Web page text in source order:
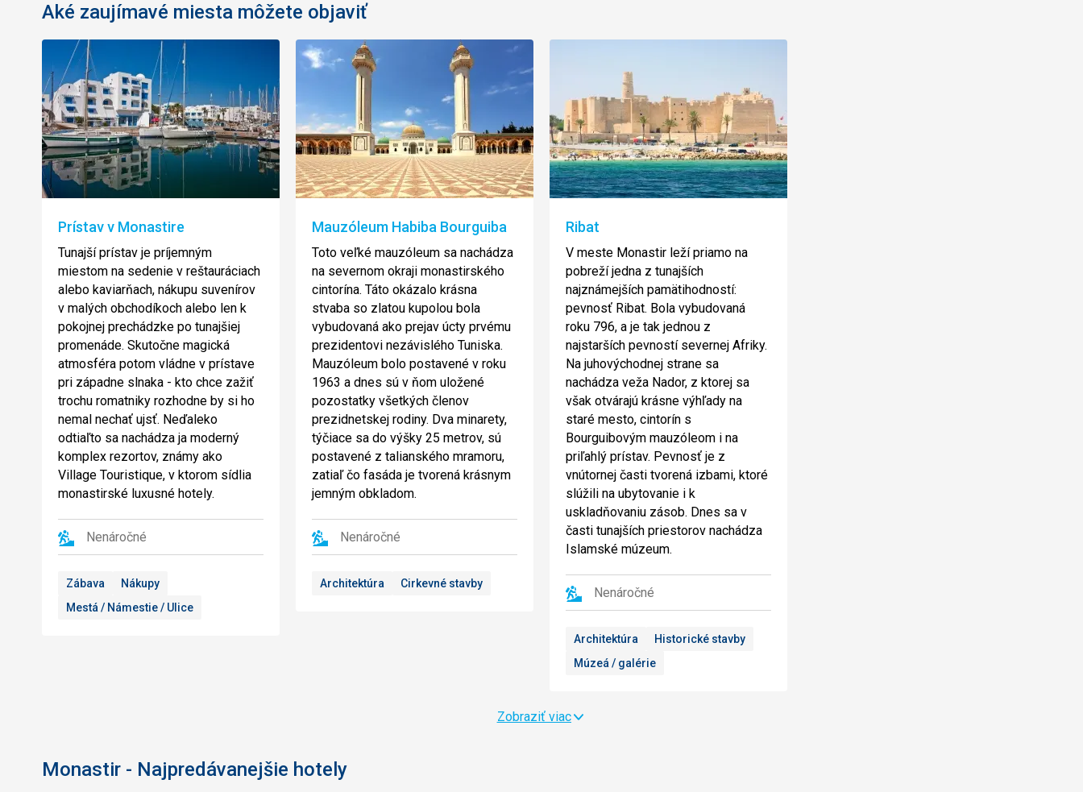
Aké zaujímavé miesta môžete objaviť
Prístav v Monastire
Tunajší prístav je príjemným
miestom na sedenie v reštauráciach
alebo kaviarňach, nákupu suvenírov
v malých obchodíkoch alebo len k
pokojnej prechádzke po tunajšiej
promenáde. Skutočne magická
atmosféra potom vládne v prístave
pri západne slnaka - kto chce zažiť
trochu romatniky rozhodne by si ho
nemal nechať ujsť. Neďaleko
odtiaľto sa nachádza ja moderný
komplex rezortov, známy ako
Village Touristique, v ktorom sídlia
monastirské luxusné hotely.
Nenáročné
Zábava
Nákupy
Mestá / Námestie / Ulice
Mauzóleum Habiba Bourguiba
Toto veľké mauzóleum sa nachádza
na severnom okraji monastirského
cintorína. Táto okázalo krásna
stvaba so zlatou kupolou bola
vybudovaná ako prejav úcty prvému
prezidentovi nezávislého Tuniska.
Mauzóleum bolo postavené v roku
1963 a dnes sú v ňom uložené
pozostatky všetkých členov
prezidnetskej rodiny. Dva minarety,
týčiace sa do výšky 25 metrov, sú
postavené z talianského mramoru,
zatiaľ čo fasáda je tvorená krásnym
jemným obkladom.
Nenáročné
Architektúra Cirkevné stavby
Ribat
V meste Monastir leží priamo na
pobreží jedna z tunajších
najznámejších pamätihodností:
pevnosť Ribat. Bola vybudovaná
roku 796, a je tak jednou z
najstarších pevností severnej Afriky.
Na juhovýchodnej strane sa
nachádza veža Nador, z ktorej sa
však otvárajú krásne výhľady na
staré mesto, cintorín s
Bourguibovým mauzóleom i na
priľahlý prístav. Pevnosť je z
vnútornej časti tvorená izbami, ktoré
slúžili na ubytovanie i k
uskladňovaniu zásob. Dnes sa v
časti tunajších priestorov nachádza
Islamské múzeum.
Nenáročné
Architektúra
Historické stavby
Múzeá / galérie
Zobraziť viac
Monastir - Najpredávanejšie hotely